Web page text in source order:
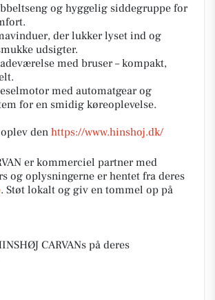
og hyggelig siddegruppe for
der lukker lyset ind og
udsigter.
med bruser – kompakt,
med automatgear og
for en smidig køreoplevelse.
den https://www.hinshoj.dk/
er kommerciel partner med
og oplysningerne er hentet fra deres
. Støt lokalt og giv en tommel op på
CARVANs på deres